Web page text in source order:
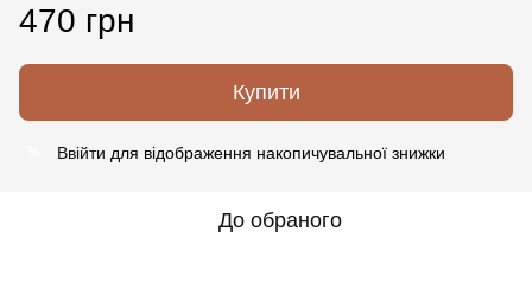
470 грн
Купити
Ввійти для відображення накопичувальної знижки
До обраного